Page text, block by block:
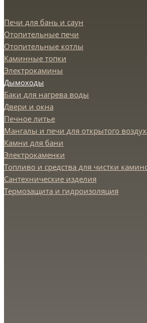
Печи для бань и саун
Отопительные печи
Отопительные котлы
Каминные топки
Электрокамины
Дымоходы
Баки для нагрева воды
Двери и окна
Печное литье
Мангалы и печи для открытого
Камни для бани
Электрокаменки
Топливо и средства для чистки
Сантехнические изделия
Термозащита и гидроизоляция